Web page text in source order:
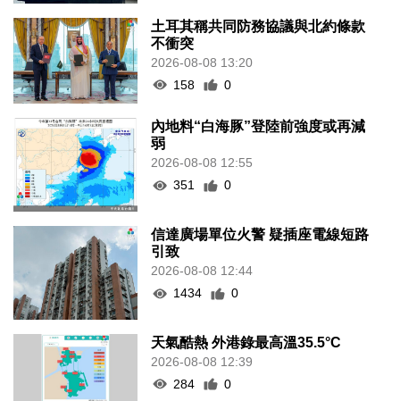
土耳其稱共同防務協議與北約條款
不衝突
2026-08-08 13:20
158
0
內地料“白海豚”登陸前強度或再減
弱
2026-08-08 12:55
351
0
信達廣場單位火警 疑插座電線短路
引致
2026-08-08 12:44
1434
0
天氣酷熱 外港錄最高溫35.5°C
2026-08-08 12:39
284
0